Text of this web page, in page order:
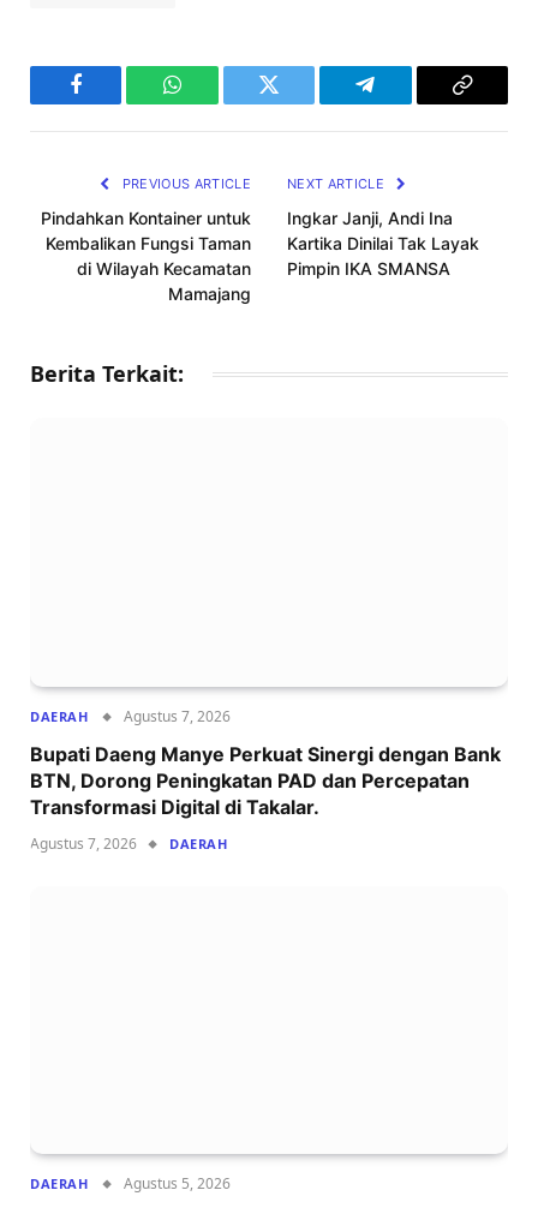
Facebook WhatsAppTwitter Telegram
Copy
PREVIOUS ARTICLE
Pindahkan Kontainer untuk
Kembalikan Fungsi Taman
di Wilayah Kecamatan
Mamajang
NEXT ARTICLE
Ingkar Janji, Andi Ina
Kartika Dinilai Tak Layak
Pimpin IKA SMANSA
Berita Terkait:
DAERAH Agustus 7, 2026
Bupati Daeng Manye Perkuat Sinergi dengan Bank
BTN, Dorong Peningkatan PAD dan Percepatan
Transformasi Digital di Takalar.
Agustus 7, 2026 DAERAH
DAERAH Agustus 5, 2026